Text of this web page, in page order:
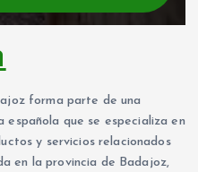
forma parte de una
que se especializa en
y servicios relacionados
en la provincia de Badajoz,